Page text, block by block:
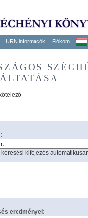
URN informácók Fiókom
keresési kifejezés
eredményei: